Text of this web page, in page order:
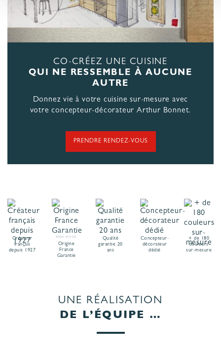
CO-CRÉEZ UNE CUISINE
QUI NE RESSEMBLE À AUCUNE
AUTRE
Donnez vie à votre cuisine sur-mesure avec
votre concepteur-décorateur Arthur Bonnet.
PRENDRE RENDEZ-VOUS
Créateur
français
depuis 1927
BVCert. 6019325
Origine
France
Garantie
Qualité
garantie 20
ans
Concepteur-
décorateur
dédié
+ de 180
couleurs
sur-mesure
UNE RÉALISATION
DE L’ÉQUIPE …